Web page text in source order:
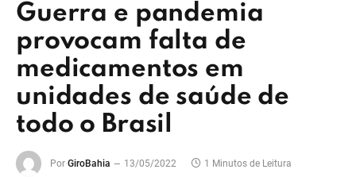
Guerra e pandemia
provocam falta de
medicamentos em
unidades de saúde de
todo o Brasil
Por GiroBahia 13/05/2022 1 Minutos de Leitura